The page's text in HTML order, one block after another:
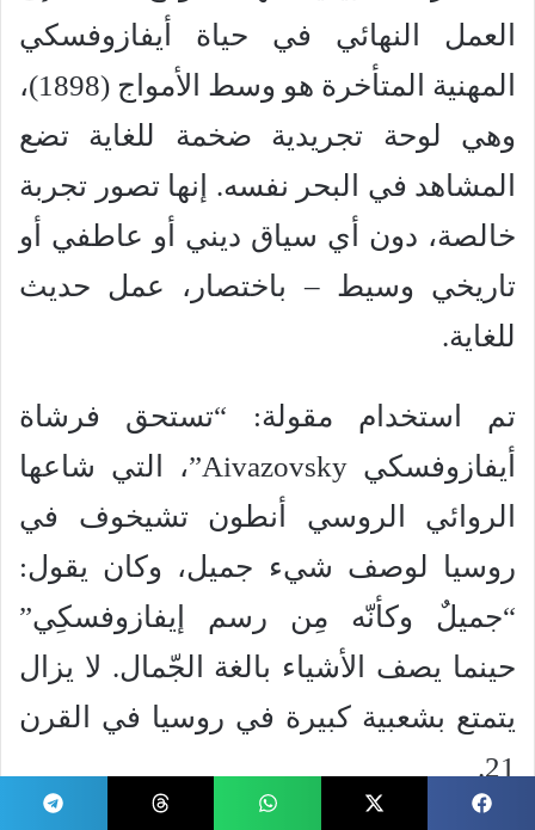
العمل النهائي في حياة أيفازوفسكي
المهنية المتأخرة هو وسط الأمواج (1898)،
وهي لوحة تجريدية ضخمة للغاية تضع
المشاهد في البحر نفسه. إنها تصور تجربة
خالصة، دون أي سياق ديني أو عاطفي أو
تاريخي وسيط – باختصار، عمل حديث
للغاية.
تم استخدام مقولة: “تستحق فرشاة
أيفازوفسكي Aivazovsky”، التي شاعها
الروائي الروسي أنطون تشيخوف في
روسيا لوصف شيء جميل، وكان يقول:
“جميلٌ وكأنّه مِن رسم إيفازوفسكِي”
حينما يصف الأشياء بالغة الجّمال. لا يزال
يتمتع بشعبية كبيرة في روسيا في القرن
21.